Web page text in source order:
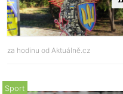
za hodinu od Aktuálně.cz
Sport